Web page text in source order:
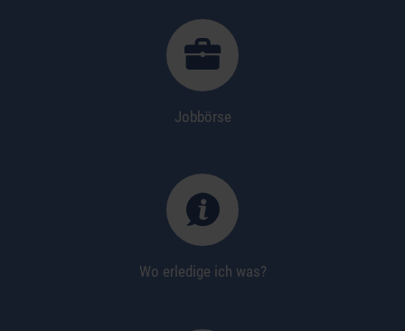
Jobbörse
Wo erledige ich was?